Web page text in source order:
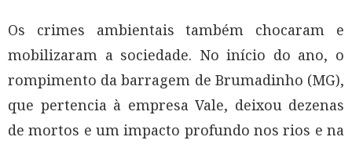
Os crimes ambientais também chocaram e
mobilizaram a sociedade. No início do ano, o
rompimento da barragem de Brumadinho (MG),
que pertencia à empresa Vale, deixou dezenas
de mortos e um impacto profundo nos rios e na